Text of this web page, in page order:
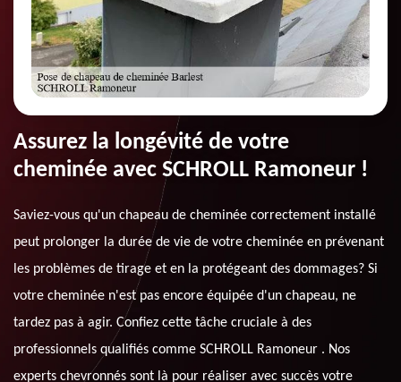
Assurez la longévité de votre
cheminée avec SCHROLL Ramoneur !
Saviez-vous qu'un chapeau de cheminée correctement installé
peut prolonger la durée de vie de votre cheminée en prévenant
les problèmes de tirage et en la protégeant des dommages? Si
votre cheminée n'est pas encore équipée d'un chapeau, ne
tardez pas à agir. Confiez cette tâche cruciale à des
professionnels qualifiés comme SCHROLL Ramoneur . Nos
experts chevronnés sont là pour réaliser avec succès votre